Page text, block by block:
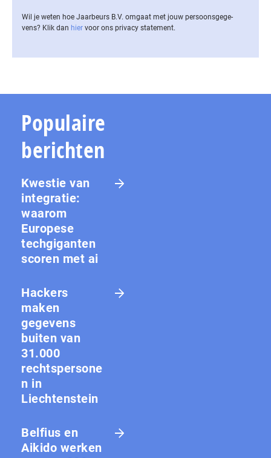
Wil je weten hoe Jaarbeurs B.V. omgaat met jouw per­soons­ge­ge­
vens? Klik dan hier voor ons privacy statement.
Populaire
berichten
Kwestie van
integratie:
waarom
Europese
techgiganten
scoren met ai
Hackers
maken
gegevens
buiten van
31.000
rechtspersone
n in
Liechtenstein
Belfius en
Aikido werken